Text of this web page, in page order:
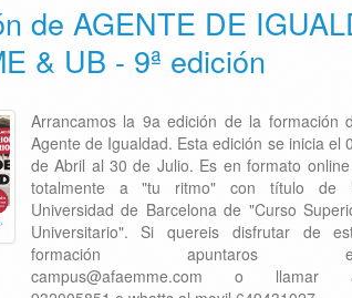
de AGENTE DE
& UB - 9ª edición
Arrancamos la 9a edición de la formación
Agente de Igualdad. Esta edición se inicia el
de Abril al 30 de Julio. Es en formato
totalmente a "tu ritmo" con título de
Universidad de Barcelona de "Curso
Universitario". Si quereis disfrutar de
formación apuntaros
campus@afaemme.com o llamar